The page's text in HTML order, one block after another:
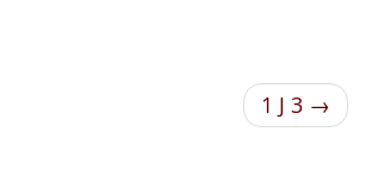
1 J 3 →